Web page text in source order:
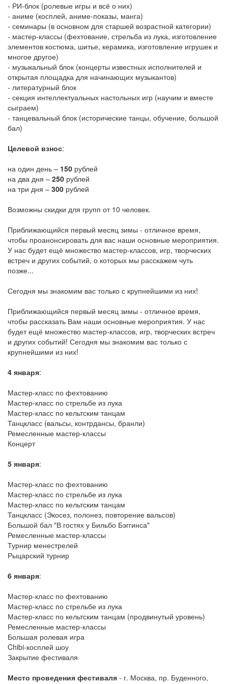
- РИ-блок (ролевые игры и всё о них)
- аниме (косплей, аниме-показы, манга)
- семинары (в основном для старшей возрастной категории)
- мастер-классы (фехтование, стрельба из лука, изготовление
элементов костюма, шитье, керамика, изготовление игрушек и
многое другое)
- музыкальный блок (концерты известных исполнителей и
открытая площадка для начинающих музыкантов)
- литературный блок
- секция интеллектуальных настольных игр (научим и вместе
сыграем)
- танцевальный блок (исторические танцы, обучение, большой
бал)
Целевой взнос:
на один день – 150 рублей
на два дня – 250 рублей
на три дня – 300 рублей
Возможны скидки для групп от 10 человек.
Приближающийся первый месяц зимы - отличное время,
чтобы проанонсировать для вас наши основные мероприятия.
У нас будет ещё множество мастер-классов, игр, творческих
встреч и других событий, о которых мы расскажем чуть
позже...
Сегодня мы знакомим вас только с крупнейшими из них!
Приближающийся первый месяц зимы - отличное время,
чтобы рассказать Вам наши основные мероприятия. У нас
будет ещё множество мастер-классов, игр, творческих встреч
и других событий! Сегодня мы знакомим вас только с
крупнейшими из них!
4 января:
Мастер-класс по фехтованию
Мастер-класс по стрельбе из лука
Мастер-класс по кельтским танцам
Танцкласс (вальсы, контрдансы, бранли)
Ремесленные мастер-классы
Концерт
5 января:
Мастер-класс по фехтованию
Мастер-класс по стрельбе из лука
Мастер-класс по кельтским танцам
Танцкласс (Экосез, полонез, повторение вальсов)
Большой бал "В гостях у Бильбо Бэггинса"
Ремесленные мастер-классы
Турнир менестрелей
Рыцарский турнир
6 января:
Мастер-класс по фехтованию
Мастер-класс по стрельбе из лука
Мастер-класс по кельтским танцам (продвинутый уровень)
Ремесленные мастер-классы
Большая ролевая игра
Chibi-косплей шоу
Закрытие фестиваля
Место проведения фестиваля - г. Москва, пр. Буденного,